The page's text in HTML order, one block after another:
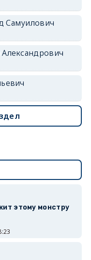
Самуилович
этому монстру